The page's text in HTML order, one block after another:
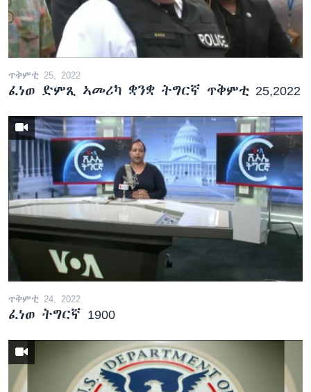
ቂሔ ጽልሚ
ቋንቋታት
ጥቅምቲ 25, 2022
ፈነወ ድምጺ ኣመሪካ ቋንቋ ትግርኛ ጥቅምቲ 25,2022
ጥቅምቲ 24, 2022
ፈነወ ትግርኛ 1900